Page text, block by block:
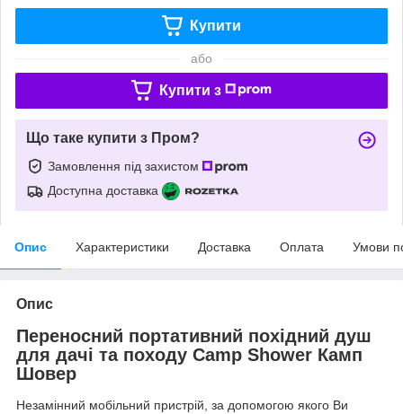
Купити
або
Купити з
Що таке купити з Пром?
Замовлення під захистом
Доступна доставка
Опис Характеристики Доставка Оплата Умови
Опис
Переносний портативний похідний душ
для дачі та походу Camp Shower Камп
Шовер
Незамінний мобільний пристрій, за допомогою якого Ви